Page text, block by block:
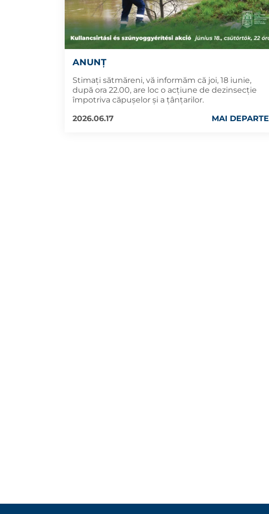
ANUNȚ
Stimați sătmăreni, vă informăm că joi, 18 iunie,
după ora 22.00, are loc o acțiune de dezinsecție
împotriva căpușelor și a țânțarilor.
2026.06.17
MAI DEPARTE